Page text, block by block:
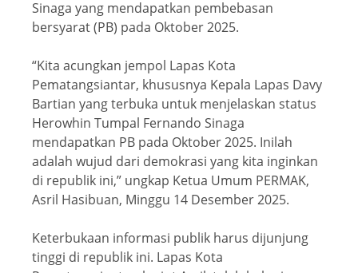
Sinaga yang mendapatkan pembebasan
bersyarat (PB) pada Oktober 2025.
“Kita acungkan jempol Lapas Kota
Pematangsiantar, khususnya Kepala Lapas Davy
Bartian yang terbuka untuk menjelaskan status
Herowhin Tumpal Fernando Sinaga
mendapatkan PB pada Oktober 2025. Inilah
adalah wujud dari demokrasi yang kita inginkan
di republik ini,” ungkap Ketua Umum PERMAK,
Asril Hasibuan, Minggu 14 Desember 2025.
Keterbukaan informasi publik harus dijunjung
tinggi di republik ini. Lapas Kota